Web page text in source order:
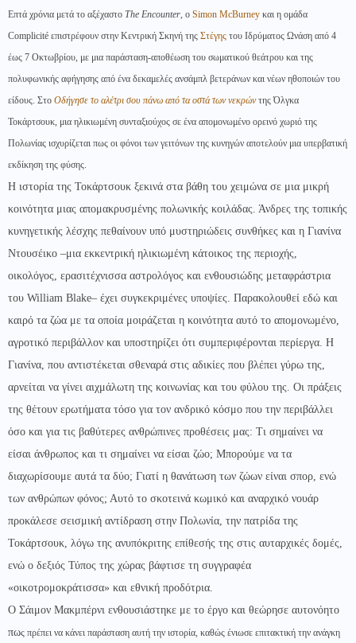
Επτά χρόνια μετά το αξέχαστο The Encounter, ο Simon McBurney και η ομάδα
Complicité επιστρέφουν στην Κεντρική Σκηνή της Στέγης του Ιδρύματος Ωνάση από 4
έως 7 Οκτωβρίου, με μια παράσταση-αποθέωση του σωματικού θεάτρου και της
πολυφωνικής αφήγησης από ένα δεκαμελές ανσάμπλ βετεράνων και νέων ηθοποιών του
είδους. Στο Οδήγησε το αλέτρι σου πάνω από τα οστά των νεκρώντης Όλγκα
Τοκάρτσουκ, μια ηλικιωμένη συνταξιούχος σε ένα απομονωμένο ορεινό χωριό της
Πολωνίας ισχυρίζεται πως οι φόνοι των γειτόνων της κυνηγών αποτελούν μια υπερβατική
εκδίκηση της φύσης.
Η ιστορία της Τοκάρτσουκ ξεκινά στα βάθη του χειμώνα σε μια μικρή
κοινότητα μιας απομακρυσμένης πολωνικής κοιλάδας. Άνδρες της τοπικής
κυνηγετικής λέσχης πεθαίνουν υπό μυστηριώδεις συνθήκες και η Γιανίνα
Ντουσέικο –μια εκκεντρική ηλικιωμένη κάτοικος της περιοχής,
οικολόγος, ερασιτέχνισσα αστρολόγος και ενθουσιώδης μεταφράστρια
του William Blake– έχει συγκεκριμένες υποψίες. Παρακολουθεί εδώ και
καιρό τα ζώα με τα οποία μοιράζεται η κοινότητα αυτό το απομονωμένο,
αγροτικό περιβάλλον και υποστηρίζει ότι συμπεριφέρονται περίεργα. Η
Γιανίνα, που αντιστέκεται σθεναρά στις αδικίες που βλέπει γύρω της,
αρνείται να γίνει αιχμάλωτη της κοινωνίας και του φύλου της. Οι πράξεις
της θέτουν ερωτήματα τόσο για τον ανδρικό κόσμο που την περιβάλλει
όσο και για τις βαθύτερες ανθρώπινες προθέσεις μας: Τι σημαίνει να
είσαι άνθρωπος και τι σημαίνει να είσαι ζώο; Μπορούμε να τα
διαχωρίσουμε αυτά τα δύο; Γιατί η θανάτωση των ζώων είναι σπορ, ενώ
των ανθρώπων φόνος; Αυτό το σκοτεινά κωμικό και αναρχικό νουάρ
προκάλεσε σεισμική αντίδραση στην Πολωνία, την πατρίδα της
Τοκάρτσουκ, λόγω της ανυπόκριτης επίθεσής της στις αυταρχικές δομές,
ενώ ο δεξιός Τύπος της χώρας βάφτισε τη συγγραφέα
«οικοτρομοκράτισσα» και εθνική προδότρια.
Ο Σάιμον Μακμπέρνι ενθουσιάστηκε με το έργο και θεώρησε αυτονόητο
πως πρέπει να κάνει παράσταση αυτή την ιστορία, καθώς ένιωσε επιτακτική την ανάγκη